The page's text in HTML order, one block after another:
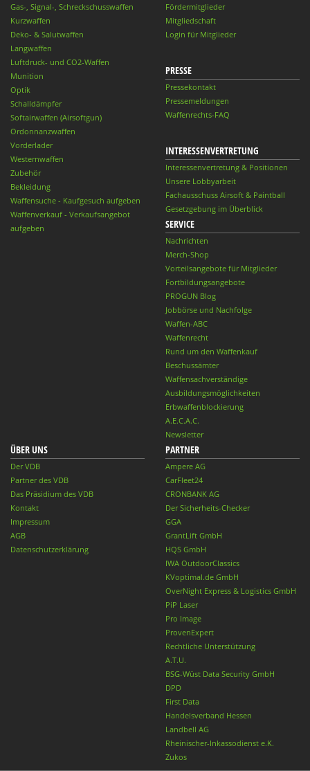
Gas-, Signal-, Schreckschusswaffen
Kurzwaffen
Deko- & Salutwaffen
Langwaffen
Luftdruck- und CO2-Waffen
Munition
Optik
Schalldämpfer
Softairwaffen (Airsoftgun)
Ordonnanzwaffen
Vorderlader
Westernwaffen
Zubehör
Bekleidung
Waffensuche - Kaufgesuch aufgeben
Waffenverkauf - Verkaufsangebot
aufgeben
Fördermitglieder
Mitgliedschaft
Login für Mitglieder
PRESSE
Pressekontakt
Pressemeldungen
Waffenrechts-FAQ
INTERESSENVERTRETUNG
Interessenvertretung & Positionen
Unsere Lobbyarbeit
Fachausschuss Airsoft & Paintball
Gesetzgebung im Überblick
SERVICE
Nachrichten
Merch-Shop
Vorteilsangebote für Mitglieder
Fortbildungsangebote
PROGUN Blog
Jobbörse und Nachfolge
Waffen-ABC
Waffenrecht
Rund um den Waffenkauf
Beschussämter
Waffensachverständige
Ausbildungsmöglichkeiten
Erbwaffenblockierung
A.E.C.A.C.
Newsletter
ÜBER UNS
Der VDB
Partner des VDB
Das Präsidium des VDB
Kontakt
Impressum
AGB
Datenschutzerklärung
PARTNER
Ampere AG
CarFleet24
CRONBANK AG
Der Sicherheits-Checker
GGA
GrantLift GmbH
HQS GmbH
IWA OutdoorClassics
KVoptimal.de GmbH
OverNight Express & Logistics GmbH
PiP Laser
Pro Image
ProvenExpert
Rechtliche Unterstützung
A.T.U.
BSG-Wüst Data Security GmbH
DPD
First Data
Handelsverband Hessen
Landbell AG
Rheinischer-Inkassodienst e.K.
Zukos